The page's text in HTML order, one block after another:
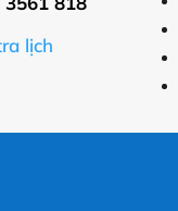
lịch